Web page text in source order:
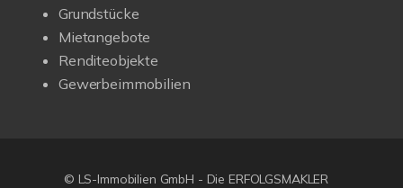
Grundstücke
Mietangebote
Renditeobjekte
Gewerbeimmobilien
© LS-Immobilien GmbH - Die ERFOLGSMAKLER